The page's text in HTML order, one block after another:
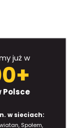
już w
Polsce
w sieciach:
Społem,